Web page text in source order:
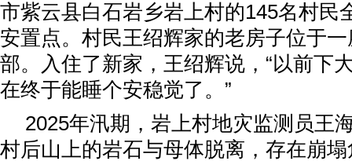
市紫云县白石岩乡岩上村的145名村民
安置点。村民王绍辉家的老房子位于
部。入住了新家，王绍辉说，“以前下
在终于能睡个安稳觉了。”
2025年汛期，岩上村地灾监测员王
村后山上的岩石与母体脱离，存在崩